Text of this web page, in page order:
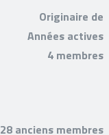
Originaire de
Années actives
4 membres
28 anciens membres